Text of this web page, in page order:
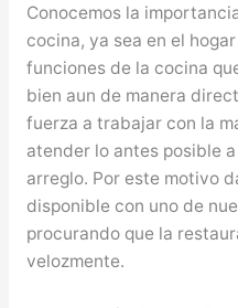
Conocemos la
cocina, ya sea en el
funciones de la cocina
bien aun de manera
fuerza a trabajar con la
atender lo antes posible
arreglo. Por este motivo
disponible con uno de
procurando que la
velozmente.